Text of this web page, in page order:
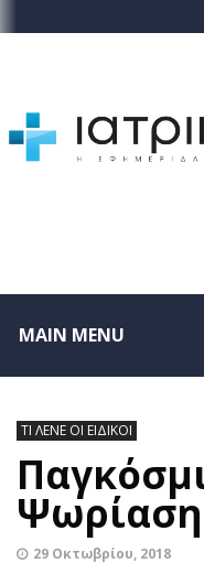
MAIN MENU
ΤΙ ΛΕΝΕ ΟΙ ΕΙΔΙΚΟΙ
29 Οκτωβρίου, 2018